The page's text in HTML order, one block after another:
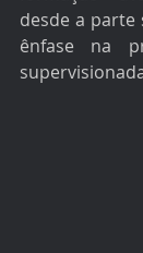
desde a
ênfase na